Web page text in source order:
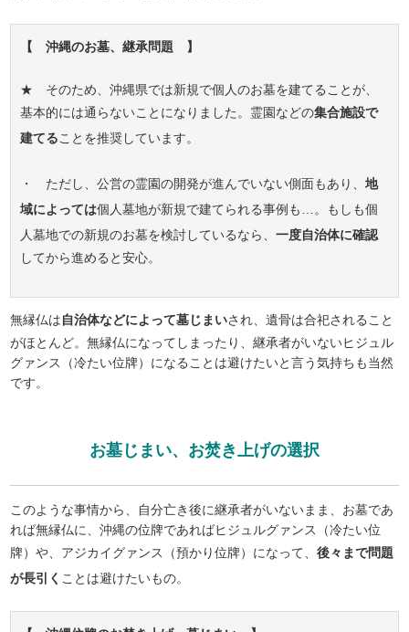
【 沖縄のお墓、継承問題 】
★ そのため、沖縄県では新規で個人のお墓を建てることが、
基本的には通らないことになりました。霊園などの集合施設で
建てることを推奨しています。
・ ただし、公営の霊園の開発が進んでいない側面もあり、地
域によっては個人墓地が新規で建てられる事例も…。もしも個
人墓地での新規のお墓を検討しているなら、一度自治体に確認
してから進めると安心。
無縁仏は自治体などによって墓じまいされ、遺骨は合祀されること
がほとんど。無縁仏になってしまったり、継承者がいないヒジュル
グァンス（冷たい位牌）になることは避けたいと言う気持ちも当然
です。
お墓じまい、お焚き上げの選択
このような事情から、自分亡き後に継承者がいないまま、お墓であ
れば無縁仏に、沖縄の位牌であればヒジュルグァンス（冷たい位
牌）や、アジカイグァンス（預かり位牌）になって、後々まで問題
が長引く ことは避けたいもの。